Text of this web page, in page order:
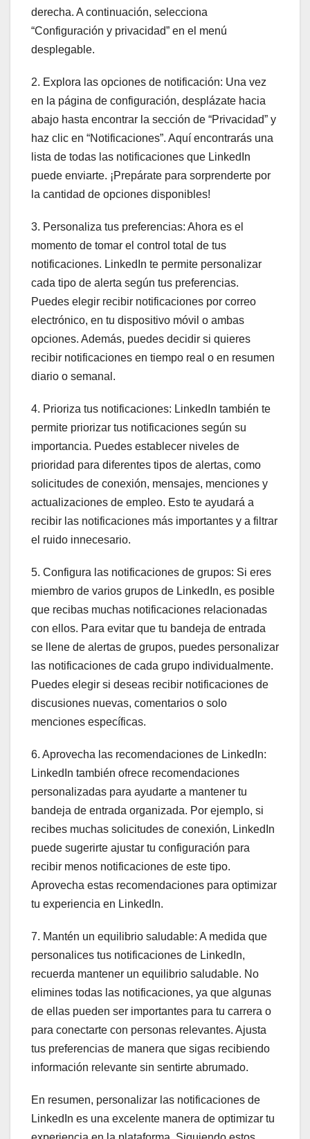
derecha. A continuación, selecciona
“Configuración y privacidad” en el menú
desplegable.
2. Explora las opciones de notificación: Una vez
en la página de configuración, desplázate hacia
abajo hasta encontrar la sección de “Privacidad” y
haz clic en “Notificaciones”. Aquí encontrarás una
lista de todas las notificaciones que LinkedIn
puede enviarte. ¡Prepárate para sorprenderte por
la cantidad de opciones disponibles!
3. Personaliza tus preferencias: Ahora es el
momento de tomar el control total de tus
notificaciones. LinkedIn te permite personalizar
cada tipo de alerta según tus preferencias.
Puedes elegir recibir notificaciones por correo
electrónico, en tu dispositivo móvil o ambas
opciones. Además, puedes decidir si quieres
recibir notificaciones en tiempo real o en resumen
diario o semanal.
4. Prioriza tus notificaciones: LinkedIn también te
permite priorizar tus notificaciones según su
importancia. Puedes establecer niveles de
prioridad para diferentes tipos de alertas, como
solicitudes de conexión, mensajes, menciones y
actualizaciones de empleo. Esto te ayudará a
recibir las notificaciones más importantes y a filtrar
el ruido innecesario.
5. Configura las notificaciones de grupos: Si eres
miembro de varios grupos de LinkedIn, es posible
que recibas muchas notificaciones relacionadas
con ellos. Para evitar que tu bandeja de entrada
se llene de alertas de grupos, puedes personalizar
las notificaciones de cada grupo individualmente.
Puedes elegir si deseas recibir notificaciones de
discusiones nuevas, comentarios o solo
menciones específicas.
6. Aprovecha las recomendaciones de LinkedIn:
LinkedIn también ofrece recomendaciones
personalizadas para ayudarte a mantener tu
bandeja de entrada organizada. Por ejemplo, si
recibes muchas solicitudes de conexión, LinkedIn
puede sugerirte ajustar tu configuración para
recibir menos notificaciones de este tipo.
Aprovecha estas recomendaciones para optimizar
tu experiencia en LinkedIn.
7. Mantén un equilibrio saludable: A medida que
personalices tus notificaciones de LinkedIn,
recuerda mantener un equilibrio saludable. No
elimines todas las notificaciones, ya que algunas
de ellas pueden ser importantes para tu carrera o
para conectarte con personas relevantes. Ajusta
tus preferencias de manera que sigas recibiendo
información relevante sin sentirte abrumado.
En resumen, personalizar las notificaciones de
LinkedIn es una excelente manera de optimizar tu